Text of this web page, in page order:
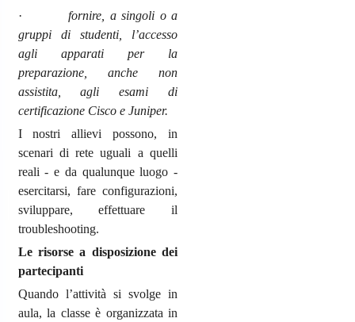
· fornire, a singoli o a
gruppi di studenti, l’accesso
agli apparati per la
preparazione, anche non
assistita, agli esami di
certificazione Cisco e Juniper.
I nostri allievi possono, in
scenari di rete uguali a quelli
reali - e da qualunque luogo -
esercitarsi, fare configurazioni,
sviluppare, effettuare il
troubleshooting.
Le risorse a disposizione dei
partecipanti
Quando l’attività si svolge in
aula, la classe è organizzata in